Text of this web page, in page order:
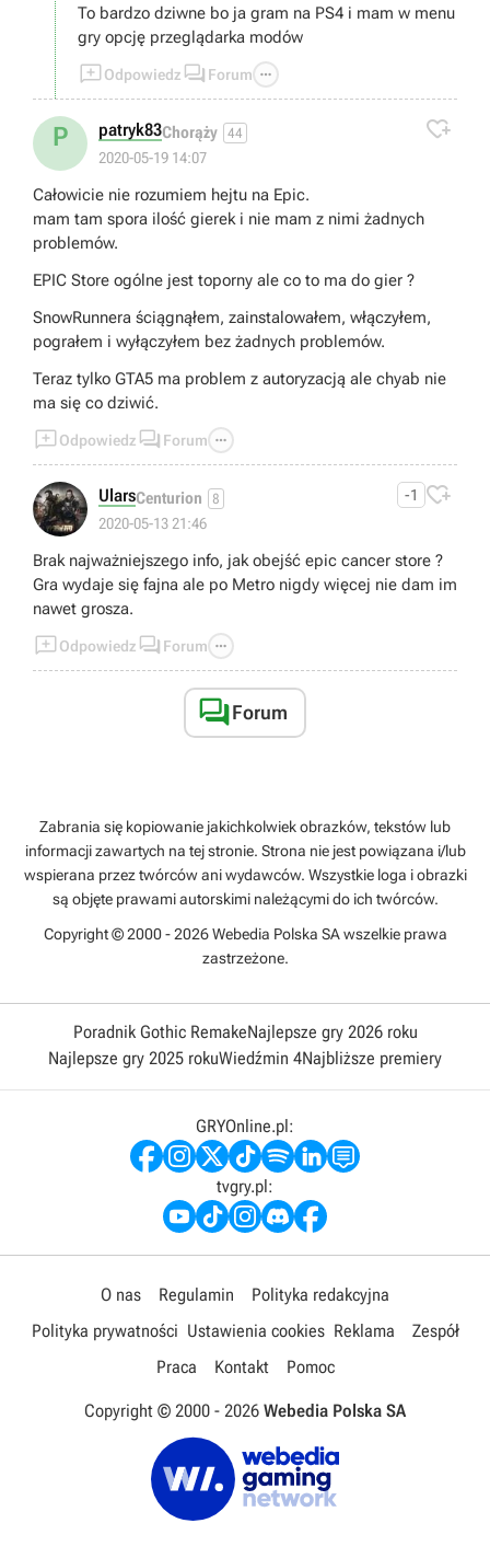
To bardzo dziwne bo ja gram na PS4 i mam w menu
gry opcję przeglądarka modów
Odpowiedz  Forum 
P patryk83Chorąży 44
2020-05-19 14:07

Całowicie nie rozumiem hejtu na Epic.
mam tam spora ilość gierek i nie mam z nimi żadnych
problemów.
EPIC Store ogólne jest toporny ale co to ma do gier ?
SnowRunnera ściągnąłem, zainstalowałem, włączyłem,
pograłem i wyłączyłem bez żadnych problemów.
Teraz tylko GTA5 ma problem z autoryzacją ale chyab nie
ma się co dziwić.
Odpowiedz  Forum 
UlarsCenturion 8
2020-05-13 21:46
-1 
Brak najważniejszego info, jak obejść epic cancer store ?
Gra wydaje się fajna ale po Metro nigdy więcej nie dam im
nawet grosza.
Odpowiedz  Forum 
Forum
Zabrania się kopiowanie jakichkolwiek obrazków, tekstów lub
informacji zawartych na tej stronie. Strona nie jest powiązana i/lub
wspierana przez twórców ani wydawców. Wszystkie loga i obrazki
są objęte prawami autorskimi należącymi do ich twórców.
Copyright © 2000 - 2026 Webedia Polska SA wszelkie prawa
zastrzeżone.
Poradnik Gothic RemakeNajlepsze gry 2026 roku
Najlepsze gry 2025 rokuWiedźmin 4Najbliższe premiery
GRYOnline.pl:
tvgry.pl:
O nas Regulamin
Polityka redakcyjna
Polityka prywatności Ustawienia cookies Reklama
Zespół
Praca
Kontakt Pomoc
Copyright © 2000 - 2026 Webedia Polska SA